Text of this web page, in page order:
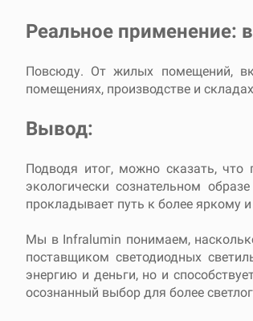
Реальное применение:
Повсюду. От жилых помещений,
помещениях, производстве и
Вывод:
Подводя итог, можно сказать,
экологически сознательном
прокладывает путь к более яркому
Мы в Infralumin понимаем,
поставщиком светодиодных
энергию и деньги, но и
осознанный выбор для более